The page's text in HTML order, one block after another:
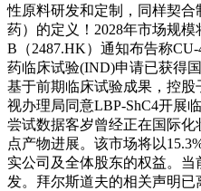
性原料研发和定制，同样契合
药）的定义！2028年市场规模
B（2487.HK）通知布告称
药临床试验(IND)申请已获得
基于前期临床试验成果，控
视办理局同意LBP-ShC4开展
尝试数据客岁曾经正在国际
点产物进展。该市场将以
实公司及全体股东的权益。
发。拜尔斯道夫的相关声明